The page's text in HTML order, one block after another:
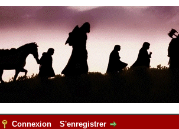
Connexion S'enregistrer